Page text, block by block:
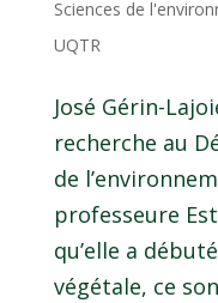
Sciences de
UQTR
José Gérin-
recherche au
de
professeure
qu’elle a
végétale, ce